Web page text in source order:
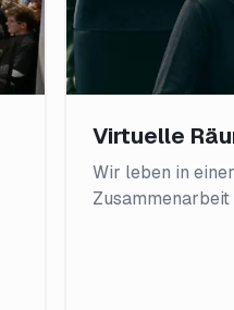
Virtuelle
Wir leben in